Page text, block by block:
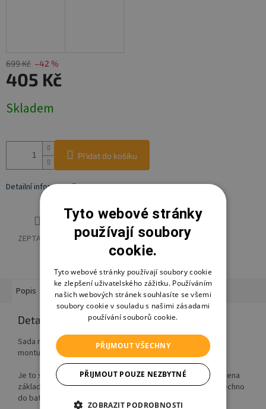
699 Kč –42 %
405 Kč
cena:
Skladem
Přidat do košíku
Detailní informace
ZEPTAT SE HLÍDAT SDÍLET
Popis Hodnocení Diskuze Značka Ostatní informace
Detailní popis produktu
Sada nářadí je skvělým dárkem pro děti, které stále něco
montují.
Je to skvělá sada vyrobena s důrazem na detaily. Je vybavena
základním nářadím a po skončení hry si malý mistr sbalí všechno
do batohu.
Tyto webové stránky
používají soubory
cookie.
Tyto webové stránky používají soubory cookie
ke zlepšení uživatelského zážitku. Používáním
našich webových stránek souhlasíte se všemi
soubory cookie v souladu s našimi zásadami
používání souborů cookie.
PŘIJMOUT VŠECHNY
PŘIJMOUT POUZE NEZBYTNÉ
ZOBRAZIT PODROBNOSTI